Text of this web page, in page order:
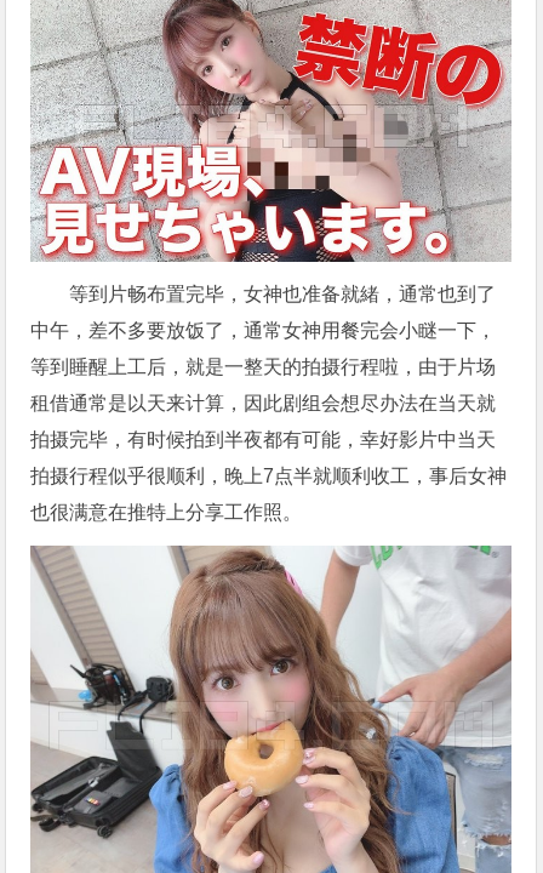
等到片畅布置完毕，女神也准备就緒，通常也到了
中午，差不多要放饭了，通常女神用餐完会小瞇一下，
等到睡醒上工后，就是一整天的拍摄行程啦，由于片场
租借通常是以天来计算，因此剧组会想尽办法在当天就
拍摄完毕，有时候拍到半夜都有可能，幸好影片中当天
拍摄行程似乎很顺利，晚上7点半就顺利收工，事后女神
也很满意在推特上分享工作照。